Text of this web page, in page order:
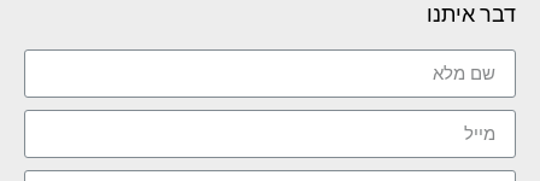
דבר איתנו